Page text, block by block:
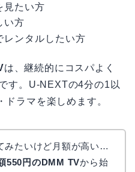
見たい方
い方
レンタルしたい方
は、継続的にコスパよく
す。U-NEXTの4分の1以
ラマを楽しめます。
みたいけど月額が高い…
550円のDMM TVから始